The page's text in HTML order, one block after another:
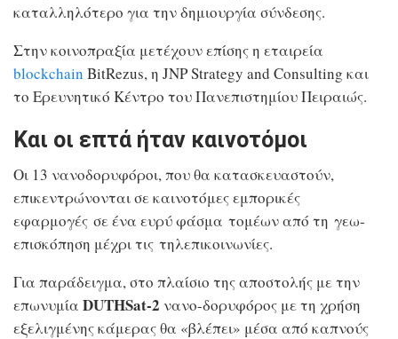
καταλληλότερο για την δημιουργία σύνδεσης.
Στην κοινοπραξία μετέχουν επίσης η εταιρεία
blockchain BitRezus, η JNP Strategy and Consulting και
το Ερευνητικό Κέντρο του Πανεπιστημίου Πειραιώς.
Και οι επτά ήταν καινοτόμοι
Οι 13 νανοδορυφόροι, που θα κατασκευαστούν,
επικεντρώνονται σε καινοτόμες εμπορικές
εφαρμογές σε ένα ευρύ φάσμα τομέων από τη γεω-
επισκόπηση μέχρι τις τηλεπικοινωνίες.
Για παράδειγμα, στο πλαίσιο της αποστολής με την
επωνυμία DUTHSat-2 νανο-δορυφόρος με τη χρήση
εξελιγμένης κάμερας θα «βλέπει» μέσα από καπνούς